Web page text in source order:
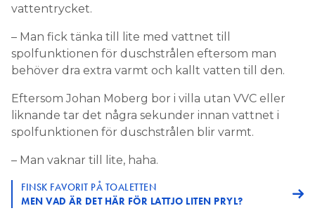
vattentrycket.
– Man fick tänka till lite med vattnet till
spolfunktionen för duschstrålen eftersom man
behöver dra extra varmt och kallt vatten till den.
Eftersom Johan Moberg bor i villa utan VVC eller
liknande tar det några sekunder innan vattnet i
spolfunktionen för duschstrålen blir varmt.
– Man vaknar till lite, haha.
FINSK FAVORIT PÅ TOALETTEN
MEN VAD ÄR DET HÄR FÖR LATTJO LITEN PRYL?